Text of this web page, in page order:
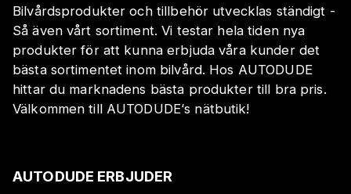
Bilvårdsprodukter och tillbehör utvecklas ständigt -
Så även vårt sortiment. Vi testar hela tiden nya
produkter för att kunna erbjuda våra kunder det
bästa sortimentet inom bilvård. Hos AUTODUDE
hittar du marknadens bästa produkter till bra pris.
Välkommen till AUTODUDE‘s nätbutik!
AUTODUDE ERBJUDER